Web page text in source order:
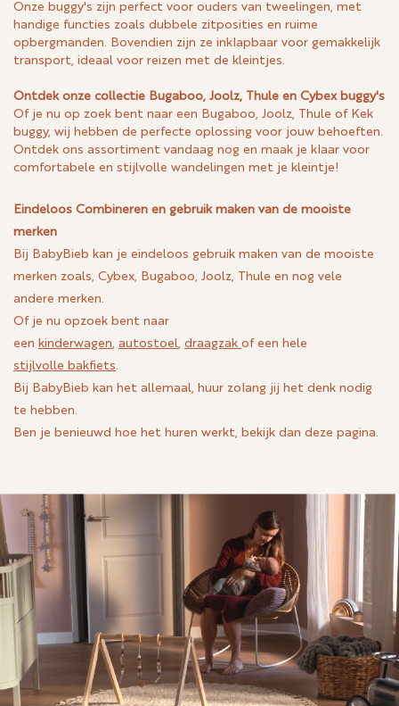
Onze buggy's zijn perfect voor ouders van tweelingen, met
handige functies zoals dubbele zitposities en ruime
opbergmanden. Bovendien zijn ze inklapbaar voor gemakkelijk
transport, ideaal voor reizen met de kleintjes.
Ontdek onze collectie Bugaboo, Joolz, Thule en Cybex buggy's
Of je nu op zoek bent naar een Bugaboo, Joolz, Thule of Kek
buggy, wij hebben de perfecte oplossing voor jouw behoeften.
Ontdek ons assortiment vandaag nog en maak je klaar voor
comfortabele en stijlvolle wandelingen met je kleintje!
Eindeloos Combineren en gebruik maken van de mooiste
merken
Bij BabyBieb kan je eindeloos gebruik maken van de mooiste
merken zoals, Cybex, Bugaboo, Joolz, Thule en nog vele
andere merken.
Of je nu opzoek bent naar
een kinderwagen, autostoel, draagzak of een hele
stijlvolle bakfiets.
Bij BabyBieb kan het allemaal, huur zolang jij het denk nodig
te hebben.
Ben je benieuwd hoe het huren werkt, bekijk dan deze pagina.